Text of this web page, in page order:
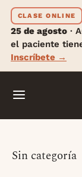
CLASE ONLINE
25 de agosto ·
el paciente
Inscríbete →
Sin categoría